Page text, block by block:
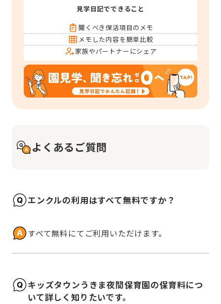
見学日記でできること
聞くべき保活項目のメモ
メモした内容を簡単比較
家族やパートナーにシェア
よくあるご質問
エンクルの利用はすべて無料ですか？
すべて無料にてご利用いただけます。
キッズタウンうきま夜間保育園の保育料につ
いて詳しく知りたいです。